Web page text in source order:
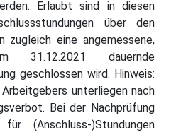
Erlaubt sind in diesen
über den
zugleich eine angemessene,
31.12.2021 dauernde
geschlossen wird. Hinweis:
unterliegen nach
Bei der Nachprüfung
(Anschluss-)Stundungen